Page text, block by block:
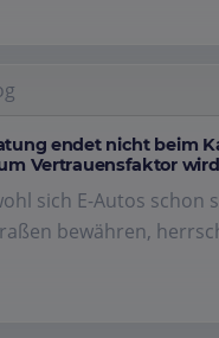
endet nicht beim
Vertrauensfaktor wird
sich E-Autos schon
bewähren,